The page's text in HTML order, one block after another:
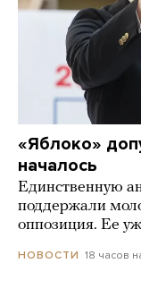
«Яблоко»
началось
Единственную
поддержали
оппозиция. Ее
НОВОСТИ 18 часов